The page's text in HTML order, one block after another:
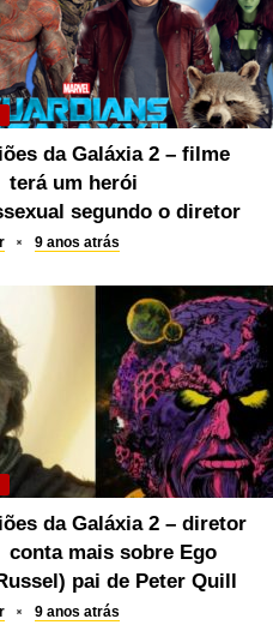
da Galáxia 2 – filme
terá um herói
segundo o diretor
9 anos atrás
da Galáxia 2 – diretor
conta mais sobre Ego
pai de Peter Quill
9 anos atrás